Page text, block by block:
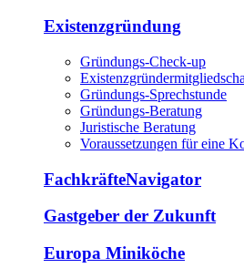
Existenzgründung
Gründungs-Check-up
Gründungs-Sprechstunde
Gründungs-Beratung
Juristische Beratung
Voraussetzungen für eine
FachkräfteNavigator
Gastgeber der Zukunft
Europa Miniköche